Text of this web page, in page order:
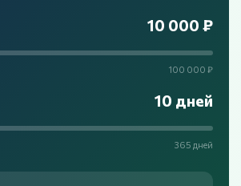
10 000 ₽
100 000 ₽
10 дней
365 дней